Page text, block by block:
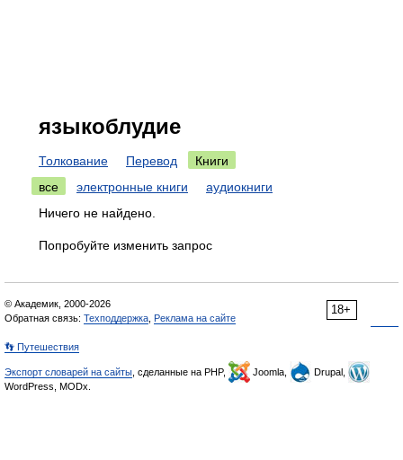
языкоблудие
Толкование Перевод
Книги
все
электронные книги
аудиокниги
Ничего не найдено.
Попробуйте изменить запрос
18+
© Академик, 2000-2026
Обратная связь: Техподдержка Реклама на сайте
👣 Путешествия
Экспорт словарей на сайты , сделанные на PHP, Joomla,
Drupal,
WordPress, MODx.